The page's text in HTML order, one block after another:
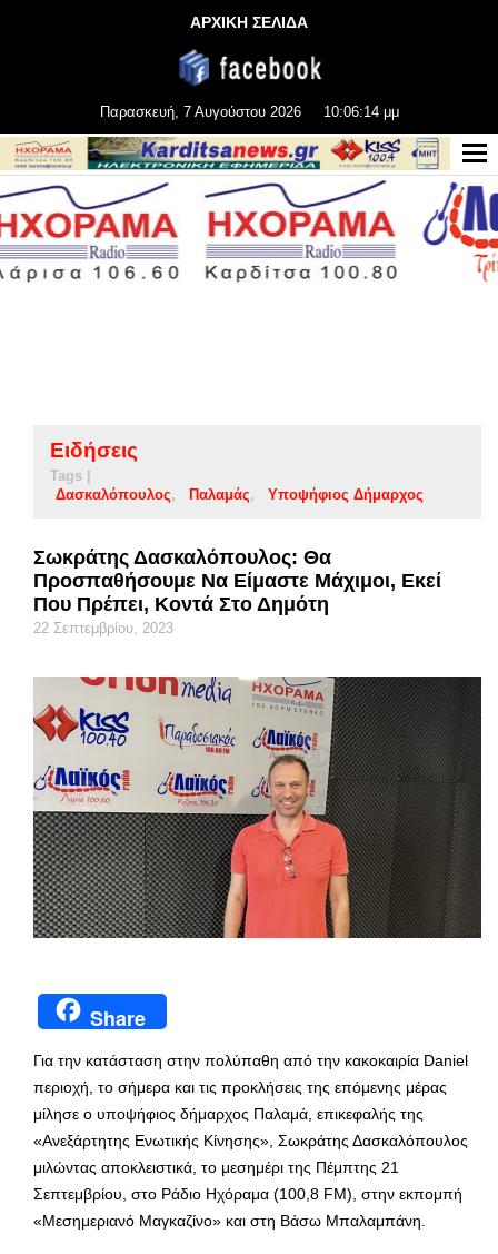
ΑΡΧΙΚΗ ΣΕΛΙΔΑ
Παρασκευή, 7 Αυγούστου 2026 10:06:15 μμ
Ειδήσεις
Tags |
Δασκαλόπουλος
Παλαμάς Υποψήφιος Δήμαρχος
Σωκράτης Δασκαλόπουλος: Θα
Προσπαθήσουμε Να Είμαστε Μάχιμοι, Εκεί
Που Πρέπει, Κοντά Στο Δημότη
22 Σεπτεμβρίου, 2023
Share
Για την κατάσταση στην πολύπαθη από την κακοκαιρία Daniel
περιοχή, το σήμερα και τις προκλήσεις της επόμενης μέρας
μίλησε ο υποψήφιος δήμαρχος Παλαμά, επικεφαλής της
«Ανεξάρτητης Ενωτικής Κίνησης», Σωκράτης Δασκαλόπουλος
μιλώντας αποκλειστικά, το μεσημέρι της Πέμπτης 21
Σεπτεμβρίου, στο Ράδιο Ηχόραμα (100,8 FM), στην εκπομπή
«Μεσημεριανό Μαγκαζίνο» και στη Βάσω Μπαλαμπάνη.